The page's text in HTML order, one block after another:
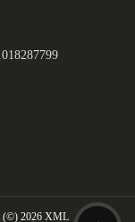
(©) 2026 XML